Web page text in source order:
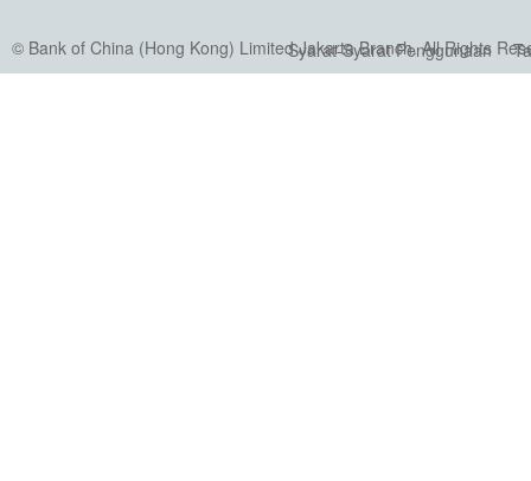
© Bank of China (Hong Kong) Limited Jakarta Branch. All Rights
Syarat-Syarat Penggunaan